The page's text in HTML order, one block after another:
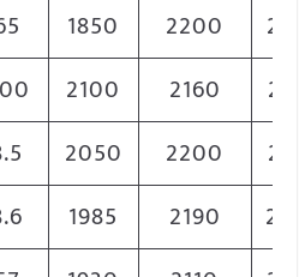
1850 2200
2100 2160
2050 2200
1985 2190